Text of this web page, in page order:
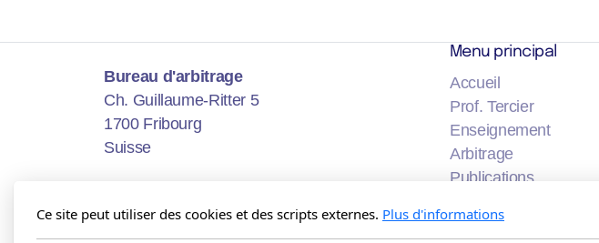
Bureau d'arbitrage
Ch. Guillaume-Ritter 5
1700 Fribourg
Suisse
Menu principal
Accueil
Prof. Tercier
Enseignement
Arbitrage
Publications
PT Mentoring program
Ce site peut utiliser des cookies et des scripts externes. Plus d'informations